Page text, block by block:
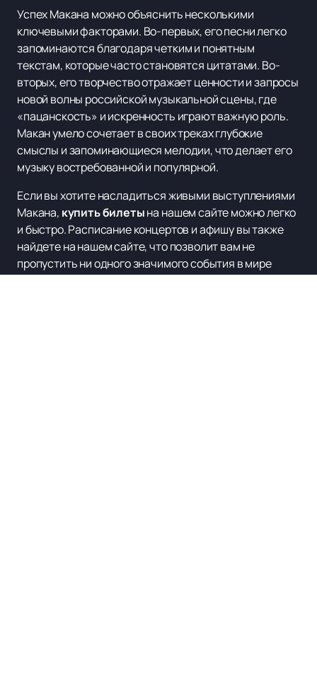
Успех Макана можно объяснить несколькими
ключевыми факторами. Во-первых, его песни легко
запоминаются благодаря четким и понятным
текстам, которые часто становятся цитатами. Во-
вторых, его творчество отражает ценности и запросы
новой волны российской музыкальной сцены, где
«пацанскость» и искренность играют важную роль.
Макан умело сочетает в своих треках глубокие
смыслы и запоминающиеся мелодии, что делает его
музыку востребованной и популярной.
Если вы хотите насладиться живыми выступлениями
Макана, купить билетына нашем сайте можно легко
и быстро. Расписание концертов и афишу вы также
найдете на нашем сайте, что позволит вам не
пропустить ни одного значимого события в мире
музыки.